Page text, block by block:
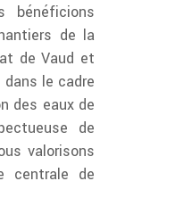
bénéficions
de la
de Vaud et
le cadre
des eaux de
de
valorisons
centrale de